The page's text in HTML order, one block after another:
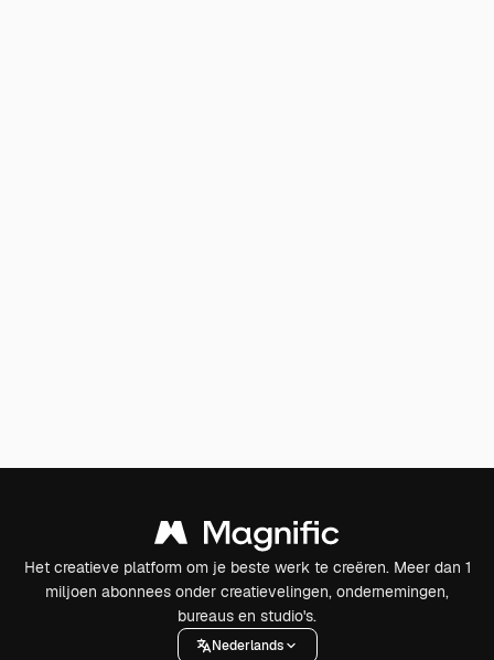
Het creatieve platform om je beste werk te creëren. Meer dan 1
miljoen abonnees onder creatievelingen, ondernemingen,
bureaus en studio's.
Nederlands